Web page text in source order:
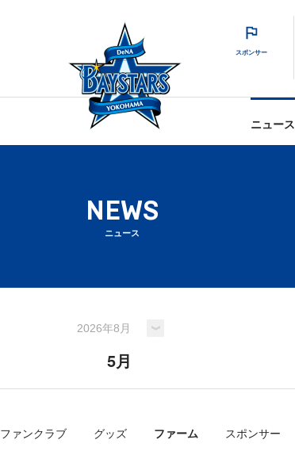
スポンサー
ニュース
NEWS
ニュース
5月
ファンクラブ グッズ ファーム スポンサー